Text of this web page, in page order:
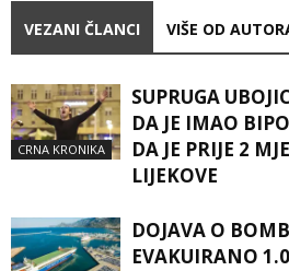
VEZANI ČLANCI VIŠE OD
CRNA KRONIKA
SUPRUGA
DA JE IMAO
DA JE PRIJE 2
LIJEKOVE
DOJAVA O
EVAKUIRANO